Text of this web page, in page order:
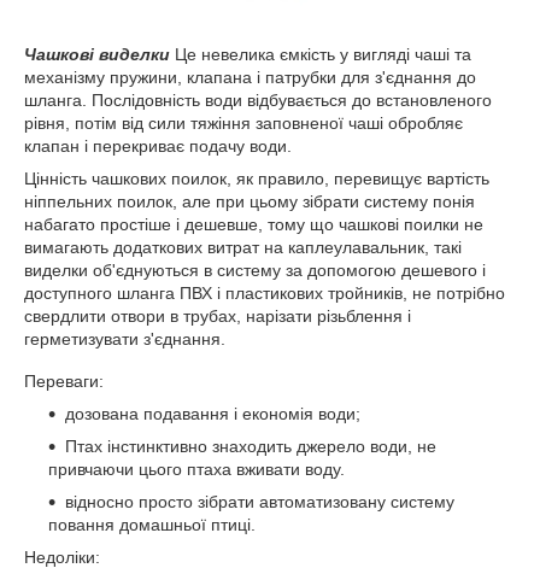
Чашкові виделки Це невелика ємкість у вигляді чаші та
механізму пружини, клапана і патрубки для з'єднання до
шланга. Послідовність води відбувається до встановленого
рівня, потім від сили тяжіння заповненої чаші обробляє
клапан і перекриває подачу води.
Цінність чашкових поилок, як правило, перевищує вартість
ніппельних поилок, але при цьому зібрати систему понія
набагато простіше і дешевше, тому що чашкові поилки не
вимагають додаткових витрат на каплеулавальник, такі
виделки об'єднуються в систему за допомогою дешевого і
доступного шланга ПВХ і пластикових тройників, не потрібно
свердлити отвори в трубах, нарізати різьблення і
герметизувати з'єднання.
Переваги:
дозована подавання і економія води;
Птах інстинктивно знаходить джерело води, не
привчаючи цього птаха вживати воду.
відносно просто зібрати автоматизовану систему
повання домашньої птиці.
Недоліки: